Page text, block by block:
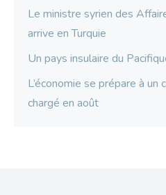
Le ministre syrien des
arrive en Turquie
Un pays insulaire du
L’économie se prépare à un
chargé en août